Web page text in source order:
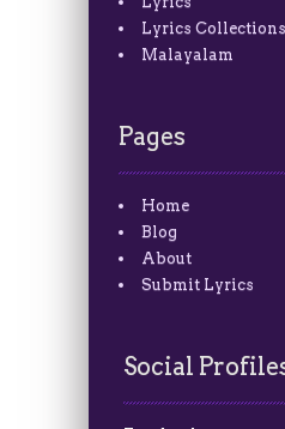
Lyrics Collections
Malayalam
Pages
Home
Blog
About
Submit Lyrics
Social